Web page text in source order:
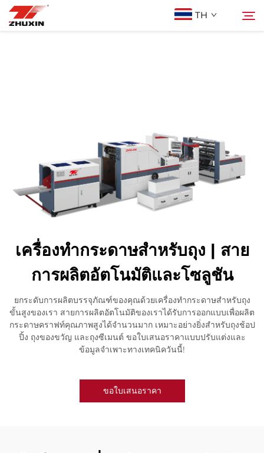
TH
คำถามที่พบบ่อย
เครื่องทำกระดาษสำหรับถุง | สาย
การผลิตอัตโนมัติและโซลูชัน
ยกระดับการผลิตบรรจุภัณฑ์ของคุณด้วยเครื่องทำกระดาษสำหรับถุง
ขั้นสูงของเรา สายการผลิตอัตโนมัติของเราได้รับการออกแบบเพื่อผลิต
กระดาษคราฟท์คุณภาพสูงได้จำนวนมาก เหมาะอย่างยิ่งสำหรับถุงช้อป
ปิ้ง ถุงของขวัญ และถุงซีเมนต์ ขอใบเสนอราคาแบบปรับแต่งและ
ข้อมูลจำเพาะทางเทคนิควันนี้!
ขอใบเสนอราคา